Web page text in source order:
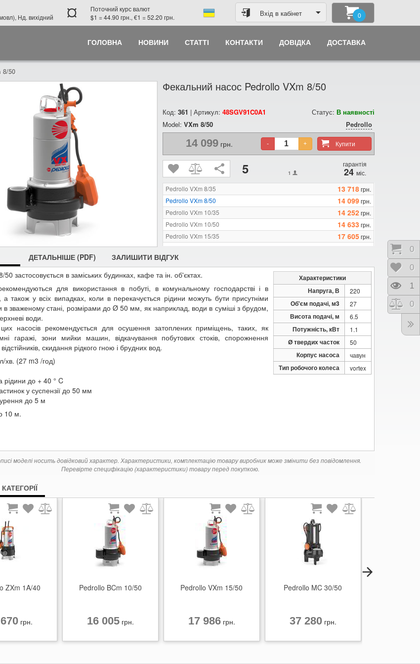
Нд. вихідний
¤
Поточний курс валют
$1 = 44.90 грн., €1 = 52.20 грн.
Вхід в кабінет 0
ГОЛОВНА НОВИНИ СТАТТІ КОНТАКТИ ДОВІДКА ДОСТАВКА
8/50
Фекальний насос Pedrollo VXm 8/50
Код:361 | Артикул:48SGV91C0A1 Статус: В наявності
Model:VXm 8/50 Pedrollo
14 099грн. Купити
- +
5 1
гарантія
24 міс.
Pedrollo VXm 8/35
13 718грн.
Pedrollo VXm 8/50
14 099грн.
Pedrollo VXm 10/35
14 252грн.
Pedrollo VXm 10/50
14 633грн.
Pedrollo VXm 15/35
17 605грн.
Pedrollo VXm 20/35
Pedrollo VXm 20/50
21 187грн.
ДЕТАЛЬНІШЕ (PDF) ЗАЛИШИТИ ВІДГУК
Характеристики
Напруга, В
220
Об'єм подачі, м3 27
Висота подачі, м 6.5
Потужність, кВт 1.1
Ø твердих часток 50
Корпус насоса чавун
Тип робочого колеса vortex
застосовується в заміських будинках, кафе та ін. об'єктах.
для використання в побуті, в комунальному господарстві і в
а також у всіх випадках, коли в перекачується рідини можуть бути присутніми
в зваженому стані, розмірами до Ø 50 мм, як наприклад, води в суміші з брудом,
води.
насосів рекомендується для осушення затоплених приміщень, таких, як
гаражі, зони мийки машин, відкачування побутових стоків, спорожнення
скидання рідкого гною і брудних вод.
хв. (27 m3 /год)
рідини до + 40 ° C
у суспензії до 50 мм
до 5 м
10 м.
моделі носить довідковий характер. Характеристики, комплектацію товару виробник може змінити без повідомлення.
Перевірте специфікацію (характеристики) товару перед покупкою.
ZXm 1A/40
грн.
Pedrollo BCm 10/50
16 005грн.
Pedrollo VXm 15/50
17 986грн.
Pedrollo MC 30/50
37 280грн.
0
0
1
0